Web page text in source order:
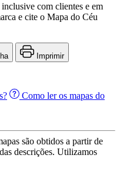
com clientes e em
e cite o Mapa do Céu
Imprimir
Como ler os mapas do
são obtidos a partir de
descrições. Utilizamos